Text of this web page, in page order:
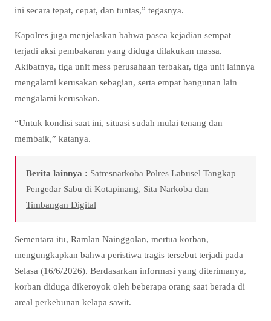
ini secara tepat, cepat, dan tuntas,” tegasnya.
Kapolres juga menjelaskan bahwa pasca kejadian sempat
terjadi aksi pembakaran yang diduga dilakukan massa.
Akibatnya, tiga unit mess perusahaan terbakar, tiga unit lainnya
mengalami kerusakan sebagian, serta empat bangunan lain
mengalami kerusakan.
“Untuk kondisi saat ini, situasi sudah mulai tenang dan
membaik,” katanya.
Berita lainnya : Satresnarkoba Polres Labusel Tangkap
Pengedar Sabu di Kotapinang, Sita Narkoba dan
Timbangan Digital
Sementara itu, Ramlan Nainggolan, mertua korban,
mengungkapkan bahwa peristiwa tragis tersebut terjadi pada
Selasa (16/6/2026). Berdasarkan informasi yang diterimanya,
korban diduga dikeroyok oleh beberapa orang saat berada di
areal perkebunan kelapa sawit.